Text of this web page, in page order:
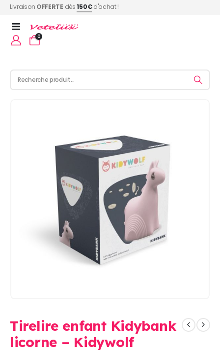
Livraison OFFERTE dès150€d'achat !
0
Tirelire enfant Kidybank
licorne – Kidywolf